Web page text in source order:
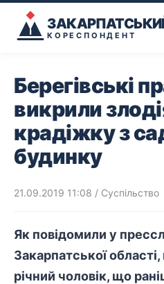
КОРЕСПОНДЕНТ
Берегівські
викрили
крадіжку з
будинку
21.09.2019 11:08 / Суспільство
Як повідомили у
Закарпатської
річний чоловік, що